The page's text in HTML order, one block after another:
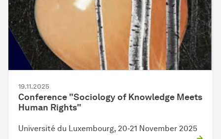
19.11.2025
Conference "Sociology of Knowledge Meets
Human Rights"
Université du Luxembourg, 20-21 November 2025